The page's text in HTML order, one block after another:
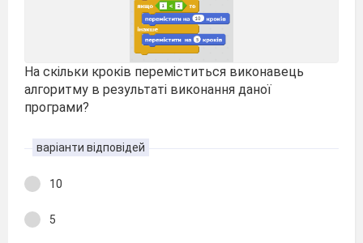
На скільки кроків переміститься виконавець
алгоритму в результаті виконання даної
програми?
варіанти відповідей
10
5